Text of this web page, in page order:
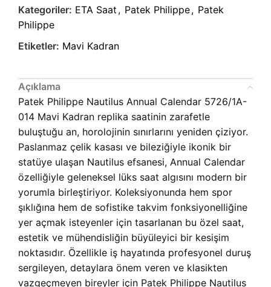
Kategoriler: ETA Saat , Patek Philippe, Patek
Philippe
Etiketler: Mavi Kadran
Açıklama
Patek Philippe Nautilus Annual Calendar 5726/1A-
014 Mavi Kadran replika saatinin zarafetle
buluştuğu an, horolojinin sınırlarını yeniden çiziyor.
Paslanmaz çelik kasası ve bileziğiyle ikonik bir
statüye ulaşan Nautilus efsanesi, Annual Calendar
özelliğiyle geleneksel lüks saat algısını modern bir
yorumla birleştiriyor. Koleksiyonunda hem spor
şıklığına hem de sofistike takvim fonksiyonelliğine
yer açmak isteyenler için tasarlanan bu özel saat,
estetik ve mühendisliğin büyüleyici bir kesişim
noktasıdır. Özellikle iş hayatında profesyonel duruş
sergileyen, detaylara önem veren ve klasikten
vazgeçmeyen bireyler için Patek Philippe Nautilus